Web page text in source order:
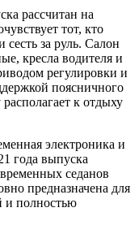
рассчитан на
тот, кто
сесть за руль. Салон
кресла водителя и
регулировки и
поясничного
к отдыху
электроника и
года выпуска
седанов
предназначена для
и полностью